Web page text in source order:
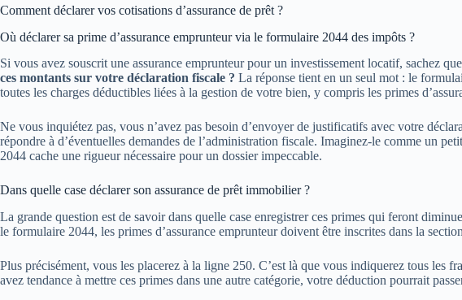
Comment déclarer vos cotisations d’assurance de prêt ?
Où déclarer sa prime d’assurance emprunteur via le formulaire 2044 des impôts ?
Si vous avez souscrit une assurance emprunteur pour un investissement locatif, sachez
ces montants sur votre déclaration fiscale ? La réponse tient en un seul mot : le
toutes les charges déductibles liées à la gestion de votre bien, y compris les primes
Ne vous inquiétez pas, vous n’avez pas besoin d’envoyer de justificatifs avec votre
répondre à d’éventuelles demandes de l’administration fiscale. Imaginez-le comme un
2044 cache une rigueur nécessaire pour un dossier impeccable.
Dans quelle case déclarer son assurance de prêt immobilier ?
La grande question est de savoir dans quelle case enregistrer ces primes qui feront
le formulaire 2044, les primes d’assurance emprunteur doivent être inscrites dans la
Plus précisément, vous les placerez à la ligne 250. C’est là que vous indiquerez tous les
avez tendance à mettre ces primes dans une autre catégorie, votre déduction pourrait